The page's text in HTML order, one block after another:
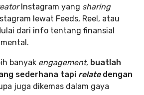
Instagram yang sharing
lewat Feeds, Reel, atau
dari info tentang finansial
banyak engagement, buatlah
sederhana tapi relatedengan
juga dikemas dalam gaya